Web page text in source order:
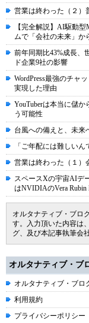
営業は終わった（２）
【完全解説】AI駆動
ムで「会社の未来」か
前年同期比43%成長、
ド企業9社の影響
WordPress最強のチャ
実現した理由
YouTuberは本当に儲
う可能性
台風への備えと、未来
「ご年配には難しい
営業は終わった（１）
スペースXの宇宙AIデ
はNVIDIAのVera Rubin
オルタナティブ・ブロ
す。入力頂いた内容は
グ、及び本記事執筆会
オルタナティブ・ブ
オルタナティブ・ブロ
利用規約
プライバシーポリシー